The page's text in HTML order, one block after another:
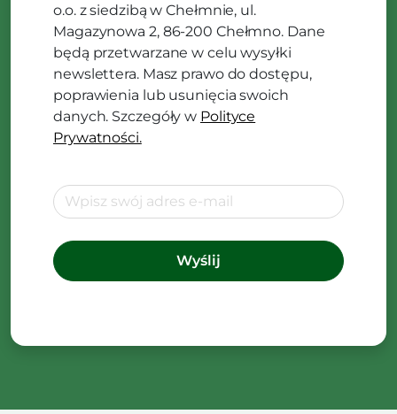
o.o. z siedzibą w Chełmnie, ul.
Magazynowa 2, 86-200 Chełmno. Dane
będą przetwarzane w celu wysyłki
newslettera. Masz prawo do dostępu,
poprawienia lub usunięcia swoich
danych. Szczegóły w Polityce
Prywatności.